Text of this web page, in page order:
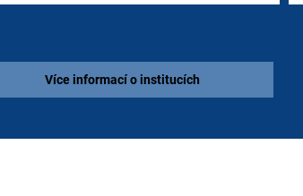
Více informací o institucích